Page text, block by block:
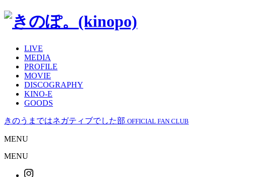
LIVE
MEDIA
PROFILE
MOVIE
DISCOGRAPHY
KINO-E
GOODS
きのうまではネガティブでした部 OFFICIAL FAN CLUB
MENU
MENU